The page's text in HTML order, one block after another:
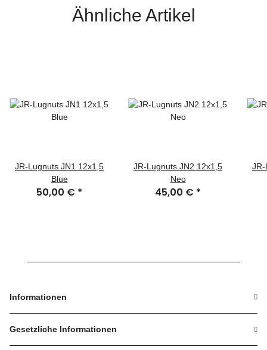
Ähnliche Artikel
JR-Lugnuts JN1 12x1,5
Blue
50,00 € *
JR-Lugnuts JN2 12x1,5
Neo
45,00 € *
JR-
Informationen
Gesetzliche Informationen